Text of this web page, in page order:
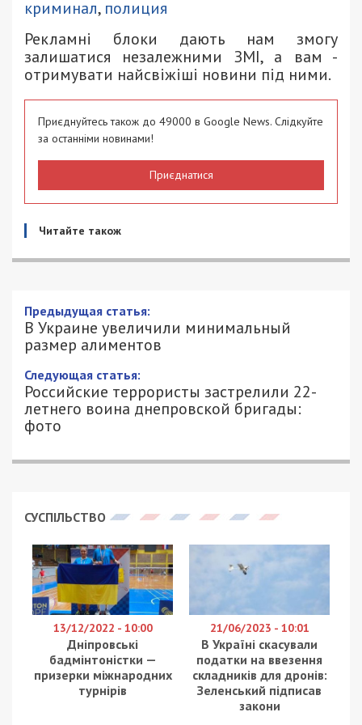
криминал, полиция
Рекламні блоки дають нам змогу
залишатися незалежними ЗМІ, а вам -
отримувати найсвіжіші новини під ними.
Приєднуйтесь також до 49000 в Google News. Слідкуйте
за останніми новинами!
Приєднатися
Читайте також
Предыдущая статья:
В Украине увеличили минимальный
размер алиментов
Следующая статья:
Российские террористы застрелили 22-
летнего воина днепровской бригады:
фото
СУСПІЛЬСТВО
13/12/2022 - 10:00
Дніпровські
бадмінтоністки —
призерки міжнародних
турнірів
21/06/2023 - 10:01
В Україні скасували
податки на ввезення
складників для дронів:
Зеленський підписав
закони